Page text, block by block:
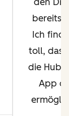
Ich
toll, dass
die
App